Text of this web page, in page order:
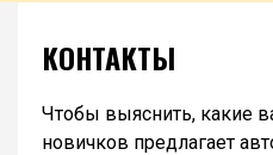
КОНТАКТЫ
Чтобы выяснить, какие
новичков предлагает